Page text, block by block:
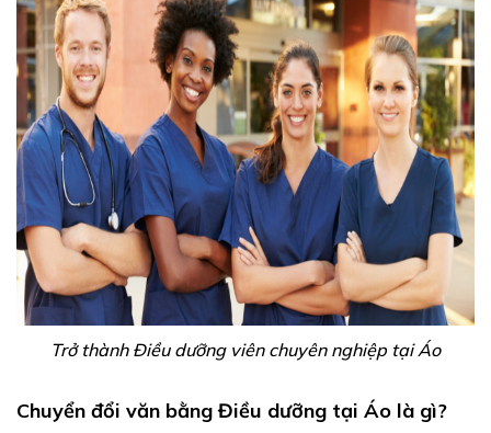
Trở thành Điều dưỡng viên chuyên nghiệp tại Áo
Chuyển đổi văn bằng Điều dưỡng tại Áo là gì?